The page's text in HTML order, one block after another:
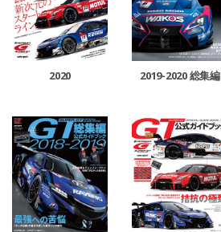
2020 2019-2020 総集編